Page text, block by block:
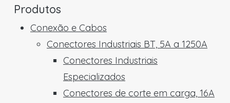
Produtos
Conexão e Cabos
Conectores Industriais BT, 5A a 1250A
Conectores Industriais
Especializados
Conectores de corte em carga, 16A